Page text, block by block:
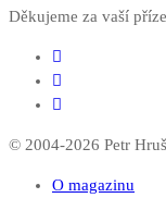
Děkujeme za vaší
© 2004-2026 Petr
O magazinu